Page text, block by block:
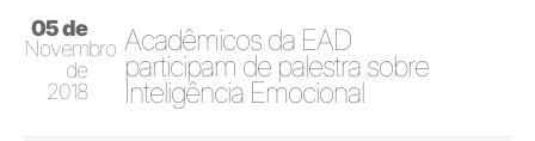
05 de
Novembro
de
2018
Acadêmicos da EAD
participam de palestra sobre
Inteligência Emocional